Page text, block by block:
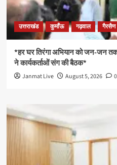
उत्तराखंड कुमाँऊ गढ़वाल गैरसैण
*हर घर तिरंगा अभियान को जन-जन
ने कार्यकर्ताओं संग की बैठक*
Janmat Live August 5, 2026 0